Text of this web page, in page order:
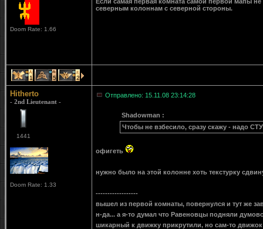
Doom Rate: 1.66
северным колоннам с северной стороны.
1 5 2
Hitherto
- 2nd Lieutenant -
1441
Doom Rate: 1.33
Отправлено: 15.11.08 23:14:28
Shadowman :
Чтобы не взбесило, сразу скажу - надо
офигеть
нужно было на этой колонне хоть текстурку
------------------
вышел из первой комнаты, повернулся и тут же
н-да... а я-то думал что Равеновцы подняли
шикарный к движку прикрутили, но сам-то движок